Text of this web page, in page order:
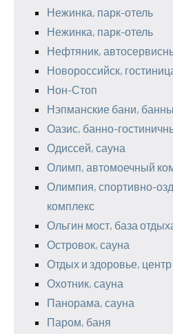
Нежинка, парк-отель
Нежинка, парк-отель
Нефтяник,
Новороссийск,
Нон-Стоп
Нэпманские бани,
Оазис, банно-
Одиссей, сауна
Олимп, автомоечный
Олимпия, спортивно-
комплекс
Ольгин мост, база
Островок, сауна
Отдых и здоровье, центр
Охотник, сауна
Панорама, сауна
Паром, баня